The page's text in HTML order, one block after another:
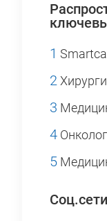
1
2
3
4
5
Соц.сети